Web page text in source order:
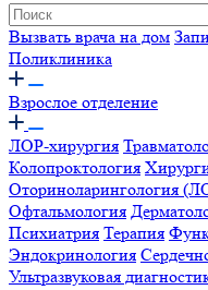
Вызвать врача на дом
Поликлиника
Взрослое отделение
ЛОР-хирургия
Колопроктология
Оториноларингология
Офтальмология
Психиатрия Терапия
Эндокринология
Ультразвуковая